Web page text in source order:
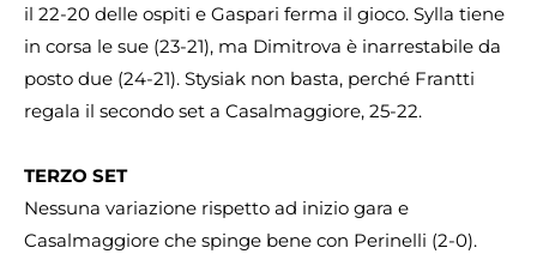
il 22-20 delle ospiti e Gaspari ferma il gioco. Sylla tiene
in corsa le sue (23-21), ma Dimitrova è inarrestabile da
posto due (24-21). Stysiak non basta, perché Frantti
regala il secondo set a Casalmaggiore, 25-22.
TERZO SET
Nessuna variazione rispetto ad inizio gara e
Casalmaggiore che spinge bene con Perinelli (2-0).